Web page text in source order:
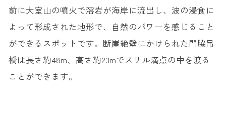
前に大室山の噴火で溶岩が海岸に流出し、波の浸食に
よって形成された地形で、自然のパワーを感じること
ができるスポットです。断崖絶壁にかけられた門脇吊
橋は長さ約48m、高さ約23mでスリル満点の中を渡る
ことができます。